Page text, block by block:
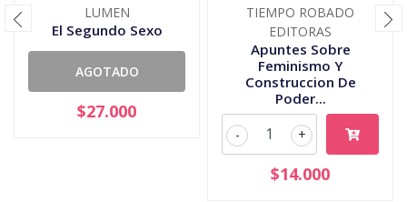
LUMEN
El Segundo Sexo
AGOTADO
$27.000
TIEMPO ROBADO
EDITORAS
Apuntes Sobre
Feminismo Y
Construccion De
Poder...
+
-
$14.000